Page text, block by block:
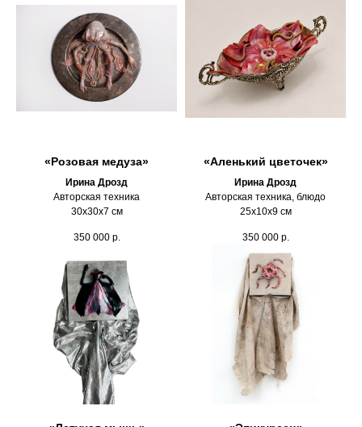
«Розовая медуза»
Ирина Дрозд
Авторская техника
30х30х7 см
350 000 р.
«Аленький цветочек»
Ирина Дрозд
Авторская техника, блюдо
25х10х9 см
350 000 р.